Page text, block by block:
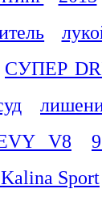
СУПЕР
V8
Sport